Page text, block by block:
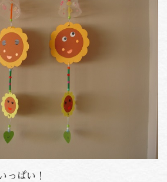
せ
アクセス
資料請求
い合わせはこちら
653-4941
受付時間
〜金 / 9:00-18:00
土 / 9:00-12:00
っぱい！